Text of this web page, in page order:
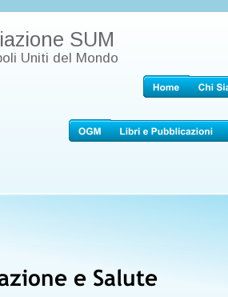
e Salute
SUM
Uniti del Mondo